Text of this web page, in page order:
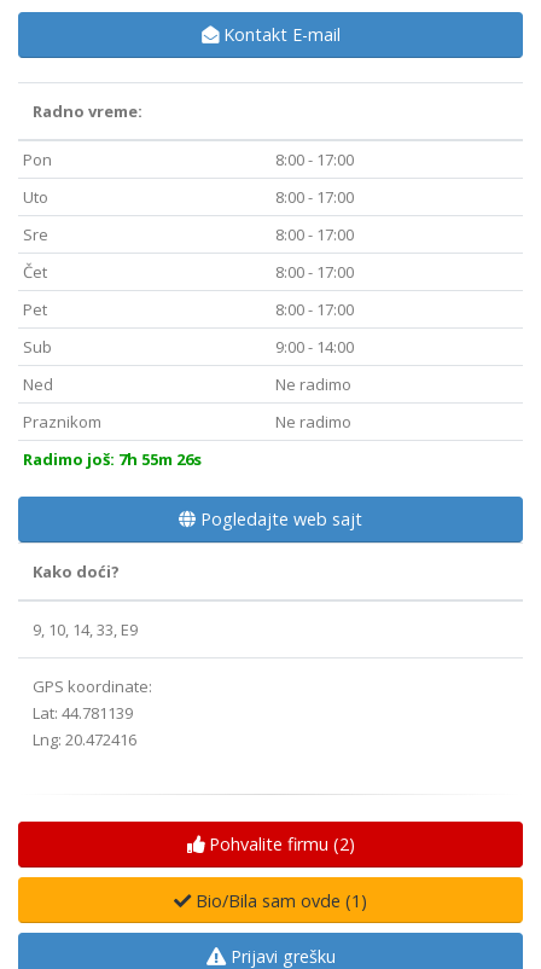
Kontakt E-mail
Radno vreme:
Pon
8:00 - 17:00
Uto
8:00 - 17:00
Sre
8:00 - 17:00
Čet
8:00 - 17:00
Pet
8:00 - 17:00
Sub
9:00 - 14:00
Ned
Ne radimo
Praznikom
Ne radimo
Radimo još: 7h 55m 24s
Pogledajte web sajt
Kako doći?
9, 10, 14, 33, E9
GPS koordinate:
Lat: 44.781139
Lng: 20.472416
Pohvalite firmu (2)
Bio/Bila sam ovde (1 )
Prijavi grešku